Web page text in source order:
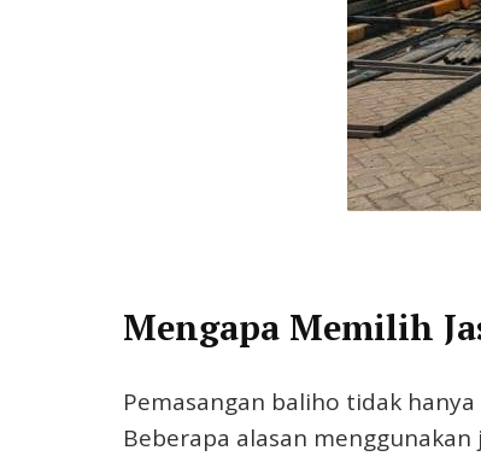
Mengapa Memilih
Pemasangan baliho tidak
Beberapa alasan